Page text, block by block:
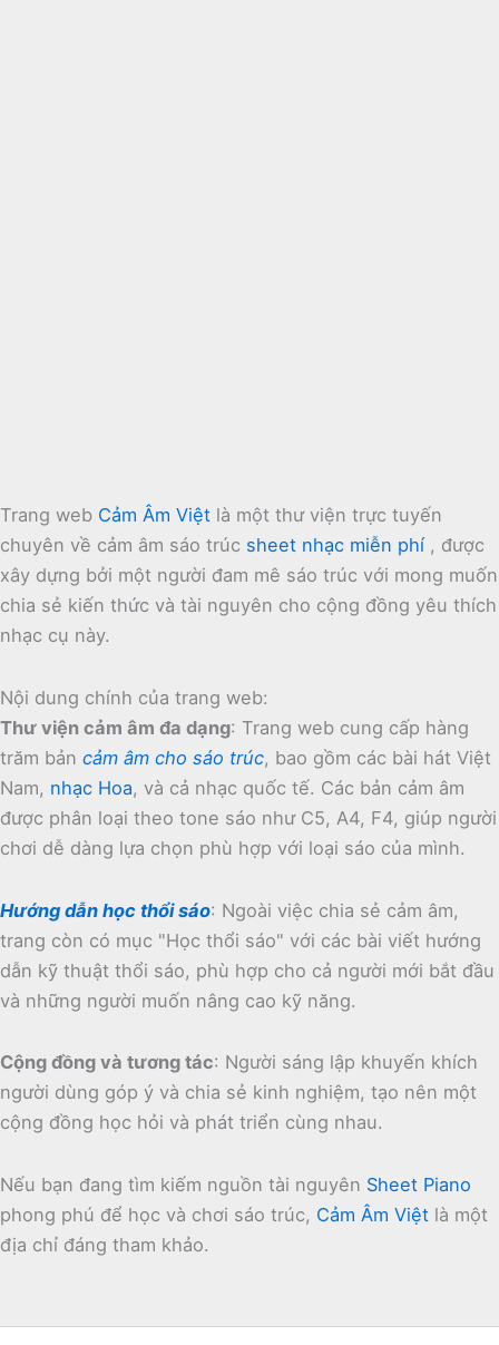
Trang web Cảm Âm Việt là một thư viện trực tuyến
chuyên về cảm âm sáo trúc sheet nhạc miễn phí , được
xây dựng bởi một người đam mê sáo trúc với mong muốn
chia sẻ kiến thức và tài nguyên cho cộng đồng yêu thích
nhạc cụ này.
Nội dung chính của trang web:
Thư viện cảm âm đa dạng: Trang web cung cấp hàng
trăm bản cảm âm cho sáo trúc, bao gồm các bài hát Việt
Nam, nhạc Hoa, và cả nhạc quốc tế. Các bản cảm âm
được phân loại theo tone sáo như C5, A4, F4, giúp người
chơi dễ dàng lựa chọn phù hợp với loại sáo của mình.
Hướng dẫn học thổi sáo: Ngoài việc chia sẻ cảm âm,
trang còn có mục "Học thổi sáo" với các bài viết hướng
dẫn kỹ thuật thổi sáo, phù hợp cho cả người mới bắt đầu
và những người muốn nâng cao kỹ năng.
Cộng đồng và tương tác: Người sáng lập khuyến khích
người dùng góp ý và chia sẻ kinh nghiệm, tạo nên một
cộng đồng học hỏi và phát triển cùng nhau.
Nếu bạn đang tìm kiếm nguồn tài nguyên Sheet Piano
phong phú để học và chơi sáo trúc, Cảm Âm Việt là một
địa chỉ đáng tham khảo.